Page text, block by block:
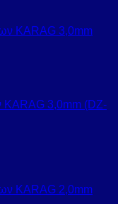
KARAG 3,0mm (DZ-